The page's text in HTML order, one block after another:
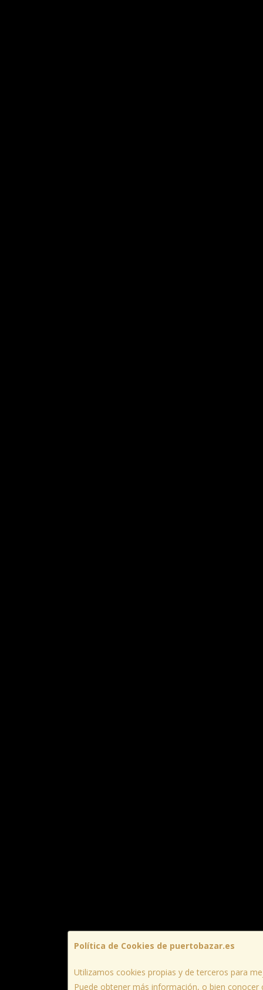
Política de Cookies de puertobazar.es
Utilizamos cookies propias y de terceros para
Puede obtener más información, o bien